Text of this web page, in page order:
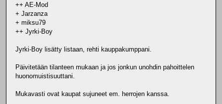
++ AE-Mod
+ Jarzanza
+ miksu79
++ Jyrki-Boy
Jyrki-Boy lisätty listaan, rehti kauppakumppani.
Päivitetään tilanteen mukaan ja jos jonkun unohdin pahoittelen
huonomuistisuuttani.
Mukavasti ovat kaupat sujuneet em. herrojen kanssa.